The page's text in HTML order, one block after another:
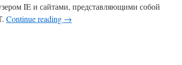
IE и сайтами, представляющими собой
Continue reading →